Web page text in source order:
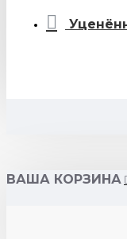
ВАША КОРЗИНА